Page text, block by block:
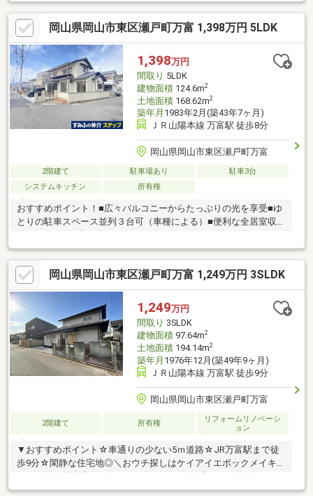
ください。 物件によって各種サービス等お得な情報がございま
す！！※不動産及び不動産取引に関すご質問等は、お気軽にご連
絡下さい。 また資金計画や住宅ローン等のご相談もお待ちして
おります。 お客様一人一人の住まい探しを、ご希望に沿った形
でお手伝い致します！！
岡山県岡山市東区瀬戸町万富 1,398万円 5LDK
1,398万円
間取り 5LDK
建物面積124.6m2
土地面積168.62m2
築年月 1983年2月(築43年7ヶ月)
ＪＲ山陽本線 万富駅 徒歩8分
岡山県岡山市東区瀬戸町万富
2階建て 駐車場あり
駐車3台
システムキッチン
所有権
おすすめポイント！■広々バルコニーからたっぷりの光を享受■ゆ
とりの駐車スペース並列３台可（車種による）■便利な全居室収
リーン■環境と家計に優しいオール電化住宅■緑豊かな閑静な住宅
地は子育て家族にぴったり■リフォーム箇所・キッチン交換・ユ
ニットバス交換・トイレ交換・フローリング全室張替え・クロス
全室張替え・洗面化粧台交換周辺環境●岡山市立千種小学校まで
約870ｍ（徒歩11分）●万富エバーグリーン公園まで約50ｍ（徒歩
1分）●ファミリーマート岡山瀬戸万富店まで約840ｍ（徒歩11
分）●万富郵便局まで約620ｍ（徒歩8分）
岡山県岡山市東区瀬戸町万富 1,249万円 3SLDK
1,249万円
間取り 3SLDK
建物面積97.64m2
土地面積194.14m2
築年月 1976年12月(築49年9ヶ月)
ＪＲ山陽本線 万富駅 徒歩9分
岡山県岡山市東区瀬戸町万富
2階建て 所有権
リフォームリノベーシ
ョン
▼おすすめポイント☆車通りの少ない5ｍ道路☆JR万富駅まで徒
歩9分☆閑静な住宅地◎＼おウチ探しはケイアイエポックメイキ
ング（株）岡山店へお任せください！／☆幅広いご紹介♪気にな
る物件を一括でご紹介させて頂きます！☆住宅ローン相談無料対